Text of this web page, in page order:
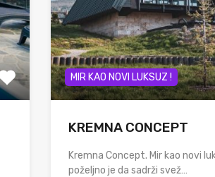
MIR KAO NOVI LUKSUZ !
KREMNA CONCEPT
Kremna Concept. Mir kao novi
poželjno je da sadrži svež…